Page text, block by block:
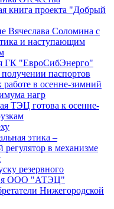
книга проекта "Добрый
Вячеслава Соломина с
и наступающим
ГК "ЕвроСибЭнерго"
паспортов
работе в осенне-зимний
нагр
ТЭЦ готова к осенне-
этика –
регулятор в механизме
резервного
ООО "АТЭЦ"
Нижегородской